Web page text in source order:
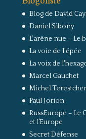
Blog de David
Daniel Sibony
L'arêne nue – Le
La voie de l'épée
La voix de
Marcel Gauchet
Michel
Paul Jorion
RussEurope – Le
et l’Europe
Secret Défense